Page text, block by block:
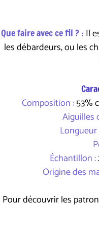
Que faire avec ce fil ? : Il
les débardeurs, ou les
Composition :53%
Aiguilles
Longueur
Échantillon :
Origine des
Pour découvrir les